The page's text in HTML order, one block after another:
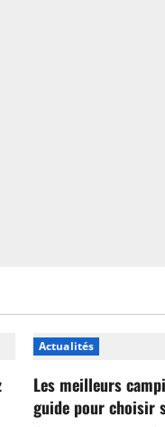
Actualités
Les meilleurs
guide pour choisir